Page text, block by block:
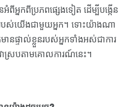
អ្នកពីប្រភពផ្សេងទៀត ដើម្បីបង្កើន
របស់យើងជាមួយអ្នក។ ទោះយ៉ាងណា
ផ្ទាល់ខ្លួនរបស់អ្នកទាំងអស់ជាការ
ស្របតាមគោលការណ៍នេះ។